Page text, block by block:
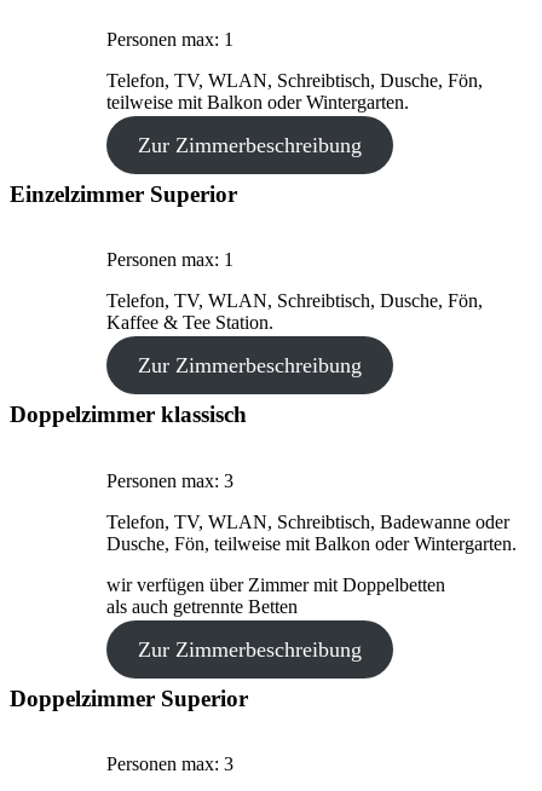
Personen max: 1
Telefon, TV, WLAN, Schreibtisch, Dusche, Fön,
teilweise mit Balkon oder Wintergarten.
Zur Zimmerbeschreibung
Einzelzimmer Superior
Personen max: 1
Telefon, TV, WLAN, Schreibtisch, Dusche, Fön,
Kaffee & Tee Station.
Zur Zimmerbeschreibung
Doppelzimmer klassisch
Personen max: 3
Telefon, TV, WLAN, Schreibtisch, Badewanne oder
Dusche, Fön, teilweise mit Balkon oder Wintergarten.
wir verfügen über Zimmer mit Doppelbetten
als auch getrennte Betten
Zur Zimmerbeschreibung
Doppelzimmer Superior
Personen max: 3